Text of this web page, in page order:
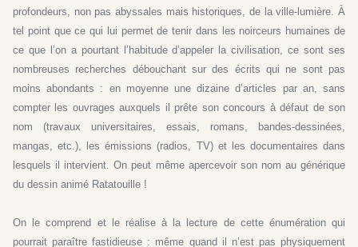
profondeurs, non pas abyssales mais historiques, de la ville-lumière. À
tel point que ce qui lui permet de tenir dans les noirceurs humaines de
ce que l’on a pourtant l’habitude d’appeler la civilisa­tion, ce sont ses
nombreuses recherches débouchant sur des écrits qui ne sont pas
moins abondants : en moyenne une dizaine d’articles par an, sans
compter les ouvrages auxquels il prête son concours à défaut de son
nom (travaux universitaires, essais, ro­mans, bandes-dessinées,
mangas, etc.), les émissions (radios, TV) et les documentaires dans
lesquels il intervient. On peut même apercevoir son nom au générique
du dessin animé Ratatouille !
On le comprend et le réalise à la lecture de cette énumération qui
pourrait paraître fastidieuse : même quand il n’est pas physiquement